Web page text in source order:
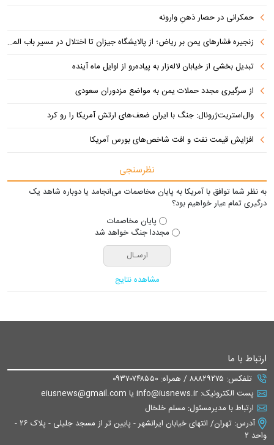
حمکرانی در حصار ذهنِ وارونه
زنجیره فشارهای یمن بر ریاض؛ از پالایشگاه جیزان تا اختلال در مسیر باب المندب
تبدیل بخشی از خیابان لاله‌زار به پیاده‌رو از اوایل ماه آینده
از سرگیری مجدد حملات یمن به مواضع مزدوران سعودی
وال‌استریت‌ژرونال: جنگ با ایران ضعف‌های ارتش آمریکا را رو کرد
افزایش قیمت نفت و افت شاخص‌های بورس آمریکا
نظرسنجی
به نظر شما توافق با آمریکا به پایان مخاصمات می‌انجامد یا دوباره شاهد یک
درگیری تمام عیار خواهیم بود؟
پایان مخاصمات
مجددا جنگ خواهد شد
مشاهده نتایج
ارتباط با ما
تلفکس: ۸۸۸۲۹۲۷۵ / همراه: ۰۹۳۷۰۷۴۸۵۵۰
پست الکترونیک: info@iusnews.ir یا eiusnews@gmail.com
ارتباط با مدیرمسئول: مسلم خلخال
آدرس: تهران/ انتهای خیابان ایرانشهر - پایین تر از مسجد جلیلی - پلاک ۲۶ -
واحد ۲